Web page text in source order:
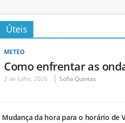
Úteis
METEO
Como enfrentar as
2 de Julho, 2026 Sofia Quintas
Mudança da hora para o horário de